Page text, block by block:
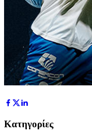
Κατηγορίες